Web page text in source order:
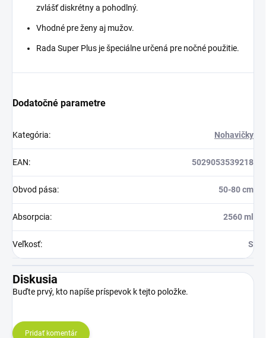
zvlášť diskrétny a pohodlný.
Vhodné pre ženy aj mužov.
Rada Super Plus je špeciálne určená pre nočné použitie.
Dodatočné parametre
Kategória: Nohavičky
EAN: 5029053539218
Obvod pása: 50-80 cm
Absorpcia: 2560 ml
Veľkosť: S
Diskusia
Buďte prvý, kto napíše príspevok k tejto položke.
Pridať komentár